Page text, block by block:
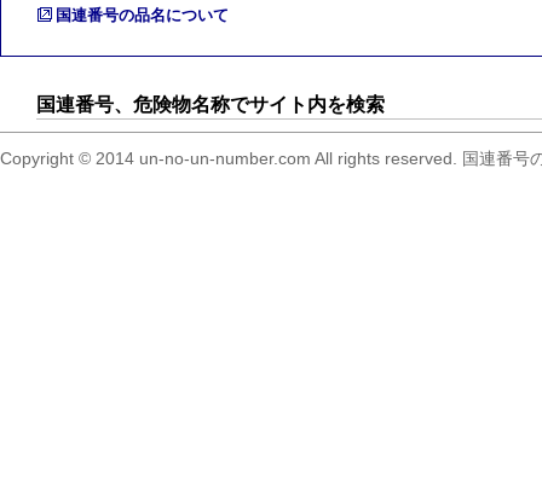
国連番号の品名について
国連番号、危険物名称でサイト内を検索
Copyright © 2014 un-no-un-number.com All rights reserved. 国連番号